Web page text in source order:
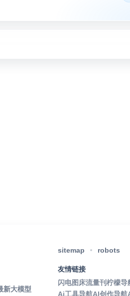
新大模型
sitemap robots
友情链接
闪电图床流量刊柠檬导
Ai工具导航AI创作导航